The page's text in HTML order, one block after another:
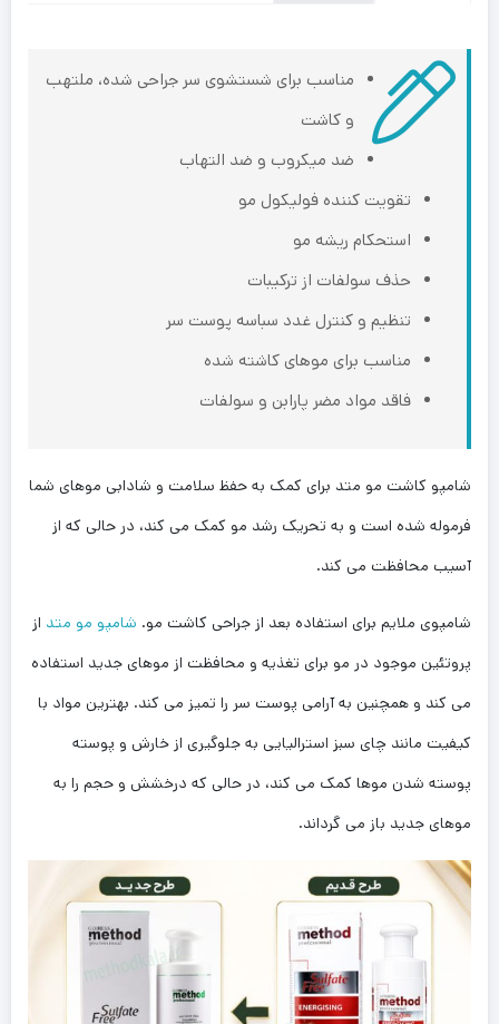
مناسب برای شستشوی سر جراحی شده، ملتهب
و کاشت
ضد میکروب و ضد التهاب
تقویت کننده فولیکول مو
استحکام ریشه مو
حذف سولفات از ترکیبات
تنظیم و کنترل غدد سباسه پوست سر
مناسب برای موهای کاشته شده
فاقد مواد مضر پارابن و سولفات
شامپو کاشت مو متد برای کمک به حفظ سلامت و شادابی موهای شما
فرموله شده است و به تحریک رشد مو کمک می کند، در حالی که از
آسیب محافظت می کند.
شامپوی ملایم برای استفاده بعد از جراحی کاشت مو. شامپو مو متد از
پروتئین موجود در مو برای تغذیه و محافظت از موهای جدید استفاده
می کند و همچنین به آرامی پوست سر را تمیز می کند. بهترین مواد با
کیفیت مانند چای سبز استرالیایی به جلوگیری از خارش و پوسته
پوسته شدن موها کمک می کند، در حالی که درخشش و حجم را به
موهای جدید باز می گرداند.